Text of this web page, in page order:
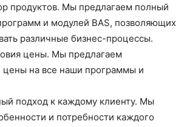
продуктов. Мы предлагаем полный
и модулей BAS, позволяющих
различные бизнес-процессы.
цены. Мы предлагаем
цены на все наши программы и
подход к каждому клиенту. Мы
и потребности каждого